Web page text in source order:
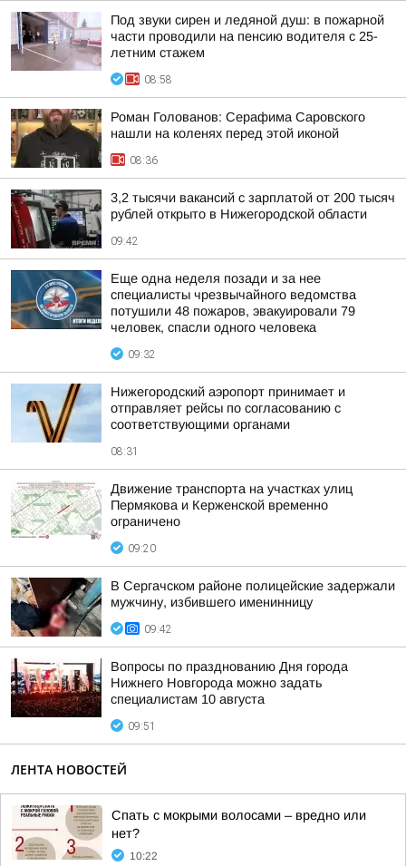
Под звуки сирен и ледяной душ: в пожарной
части проводили на пенсию водителя с 25-
летним стажем
08:58
Роман Голованов: Серафима Саровского
нашли на коленях перед этой иконой
08:36
3,2 тысячи вакансий с зарплатой от 200 тысяч
рублей открыто в Нижегородской области
09:42
Еще одна неделя позади и за нее
специалисты чрезвычайного ведомства
потушили 48 пожаров, эвакуировали 79
человек, спасли одного человека
09:32
Нижегородский аэропорт принимает и
отправляет рейсы по согласованию с
соответствующими органами
08:31
Движение транспорта на участках улиц
Пермякова и Керженской временно
ограничено
09:20
В Сергачском районе полицейские задержали
мужчину, избившего именинницу
09:42
Вопросы по празднованию Дня города
Нижнего Новгорода можно задать
специалистам 10 августа
09:51
ЛЕНТА НОВОСТЕЙ
Спать с мокрыми волосами – вредно или
нет?
10:22